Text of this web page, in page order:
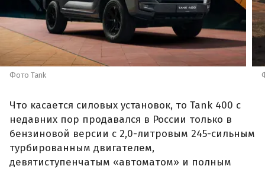
Фото Tank
Что касается силовых установок, то Tank 400 с
недавних пор продавался в России только в
бензиновой версии с 2,0-литровым 245-сильным
турбированным двигателем,
девятиступенчатым «автоматом» и полным